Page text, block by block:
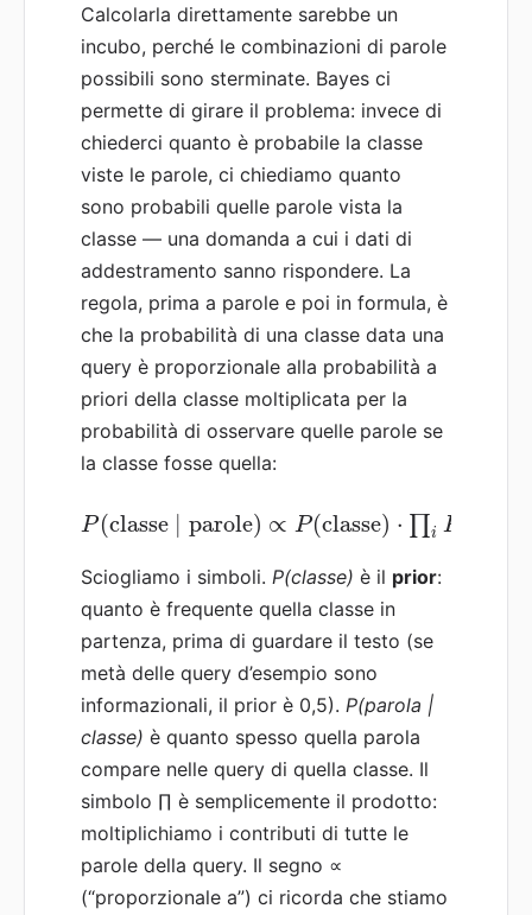
Calcolarla direttamente sarebbe un
incubo, perché le combinazioni di parole
possibili sono sterminate. Bayes ci
permette di girare il problema: invece di
chiederci quanto è probabile la classe
viste le parole, ci chiediamo quanto
sono probabili quelle parole vista la
classe — una domanda a cui i dati di
addestramento sanno rispondere. La
regola, prima a parole e poi in formula, è
che la probabilità di una classe data una
query è proporzionale alla probabilità a
priori della classe moltiplicata per la
probabilità di osservare quelle parole se
la classe fosse quella:
P (classe parole) ∝ P (classe) ⋅ ∏i P
Sciogliamo i simboli. P(classe) è il prior:
quanto è frequente quella classe in
partenza, prima di guardare il testo (se
metà delle query d’esempio sono
informazionali, il prior è 0,5). P(parola |
classe) è quanto spesso quella parola
compare nelle query di quella classe. Il
simbolo ∏ è semplicemente il prodotto:
moltiplichiamo i contributi di tutte le
parole della query. Il segno ∝
(“proporzionale a”) ci ricorda che stiamo